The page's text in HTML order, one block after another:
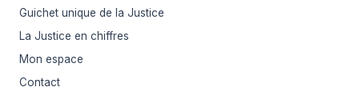
Guichet unique de la Justice
La Justice en chiffres
Mon espace
Contact